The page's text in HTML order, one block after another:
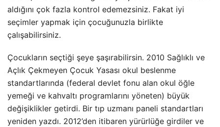
aldığını çok fazla kontrol edemezsiniz. Fakat iyi
seçimler yapmak için çocuğunuzla birlikte
çalışabilirsiniz.
Çocukların seçtiği şeye şaşırabilirsin. 2010 Sağlıklı ve
Açlık Çekmeyen Çocuk Yasası okul beslenme
standartlarında (federal devlet fonu alan okul öğle
yemeği ve kahvaltı programlarını yöneten) büyük
değişiklikler getirdi. Bir tıp uzmanı paneli standartları
yeniden yazdı. 2012’den itibaren yürürlüğe girdiler ve